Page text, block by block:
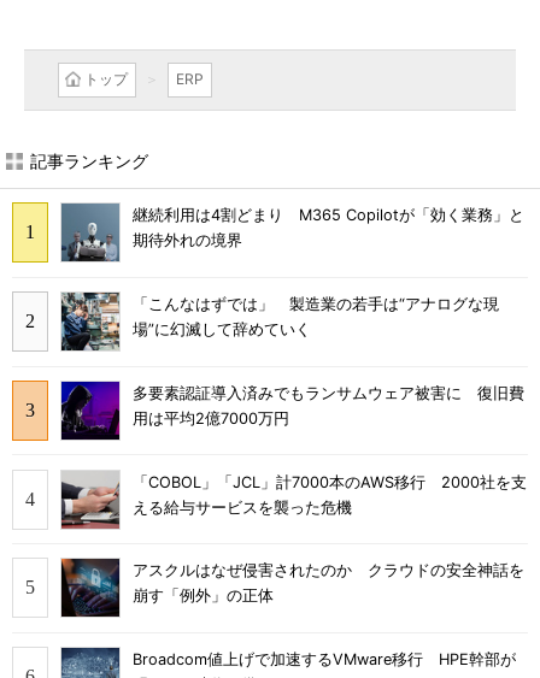
トップ ERP
記事ランキング
継続利用は4割どまり M365 Copilotが「効く業務」と
期待外れの境界
「こんなはずでは」 製造業の若手は“アナログな現
場”に幻滅して辞めていく
多要素認証導入済みでもランサムウェア被害に 復旧費
用は平均2億7000万円
「COBOL」「JCL」計7000本のAWS移行 2000社を支
える給与サービスを襲った危機
アスクルはなぜ侵害されたのか クラウドの安全神話を
崩す「例外」の正体
Broadcom値上げで加速するVMware移行 HPE幹部が